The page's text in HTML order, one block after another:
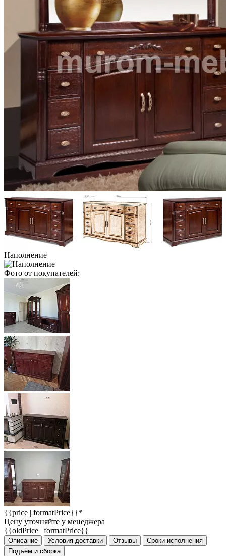
Наполнение
Фото от покупателей:
{{price | formatPrice}}*
Цену уточняйте у менеджера
{{oldPrice | formatPrice}}
Описание Условия доставки Отзывы
Сроки исполнения
Подъём и сборка